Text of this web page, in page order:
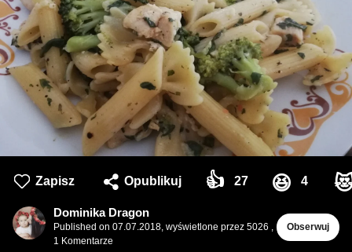
Zapisz Opublikuj 👍 27 😆 4
Dominika Dragon
Published on 07.07.2018, wyświetlone przez 5026 ,
1 Komentarze
Obserwuj